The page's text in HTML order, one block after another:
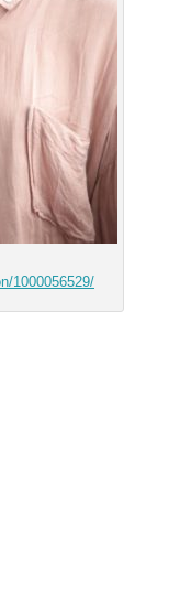
1000056529/